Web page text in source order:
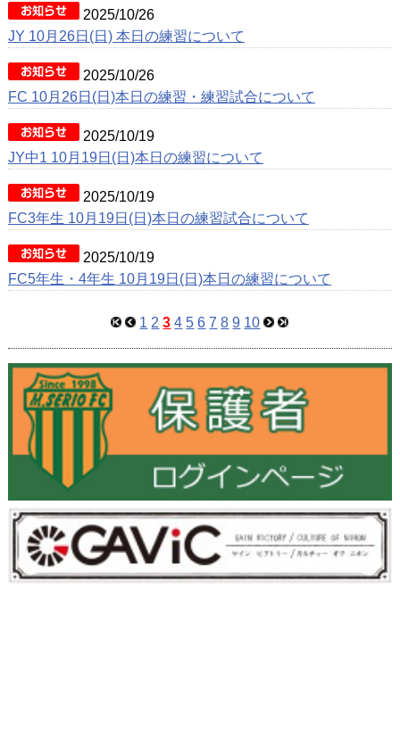
2025/10/26
JY 10月26日(日) 本日の練習について
2025/10/26
FC 10月26日(日)本日の練習・練習試合について
2025/10/19
JY中1 10月19日(日)本日の練習について
2025/10/19
FC3年生 10月19日(日)本日の練習試合について
2025/10/19
FC5年生・4年生 10月19日(日)本日の練習について
1 2 3 4 5 6 7 8 9 10